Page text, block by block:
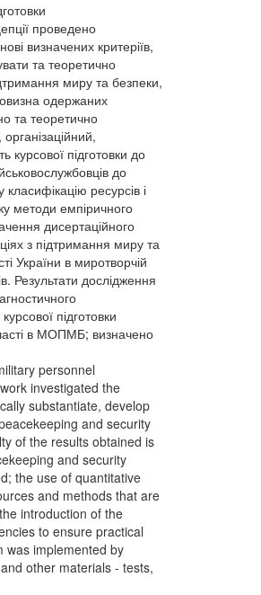
проведено
визначених критеріїв,
та теоретично
миру та безпеки,
одержаних
та теоретично
курсової підготовки до
до
ресурсів і
методи емпіричного
дисертаційного
з підтримання миру та
України в миротворчій
Результати дослідження
підготовки
в МОПМБ; визначено
personnel
investigated the
substantiate, develop
and security
of the results obtained is
and security
the use of quantitative
and methods that are
introduction of the
to ensure practical
was implemented by
other materials - tests,